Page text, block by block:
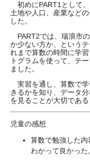
初めにPART1として
土地や人口、産業など
した。
PART2では、瑞浪市
か少ない方か、という
れまで算数の時間に学
トグラムを使って、テ
ました。
実習を通し、算数で学
きるかを知り、データ
を見ることが大切であ
児童の感想
算数で勉強した
わかって良かった